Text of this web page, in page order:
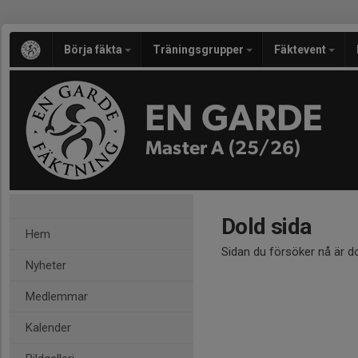
Börja fäkta Träningsgrupper Fäktevent
EN GARDE
Master A (25/26)
Hem
Nyheter
Medlemmar
Kalender
Dold sida
Sidan du försöker nå är